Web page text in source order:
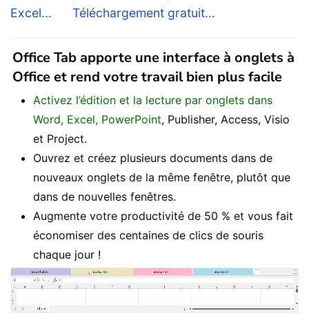
Excel...
Téléchargement gratuit...
Office Tab apporte une interface à onglets à
Office et rend votre travail bien plus facile
Activez l’édition et la lecture par onglets dans
Word, Excel, PowerPoint, Publisher, Access, Visio
et Project.
Ouvrez et créez plusieurs documents dans de
nouveaux onglets de la même fenêtre, plutôt que
dans de nouvelles fenêtres.
Augmente votre productivité de 50 % et vous fait
économiser des centaines de clics de souris
chaque jour !